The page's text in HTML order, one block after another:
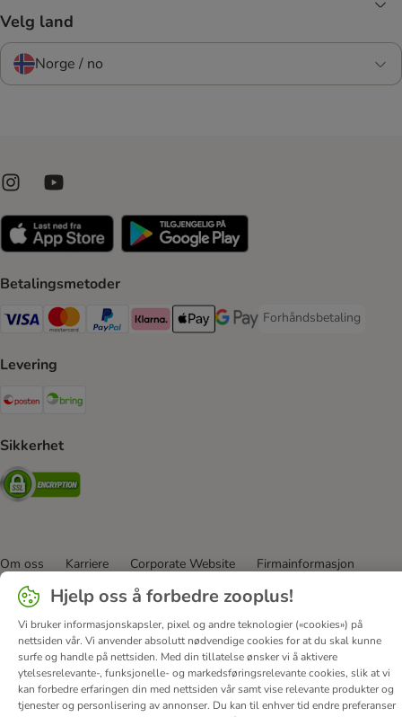
Velg land
Norge / no
Betalingsmetoder
Visa Payment Method
Mastercard Payment Method
PayPal Payment Method
Klarna Payment Method
Apple Pay Payment Method
Google Pay Payment Method
Forhåndsbetaling
Forhåndsbetaling
Levering
Posten Shipping Method
Sikkerhet
Security
Om oss Karriere Corporate Website
Firmainformasjon
DSA
Vilkår & betingelser Personvern
Angre avtalen her
Kontakt
Tilgjengelighetserklæring
© zooplus SE2026
Hjelp oss å forbedre zooplus!
Vi bruker informasjonskapsler, pixel og andre teknologier («cookies») på
nettsiden vår. Vi anvender absolutt nødvendige cookies for at du skal kunne
surfe og handle på nettsiden. Med din tillatelse ønsker vi å aktivere
ytelsesrelevante-, funksjonelle- og markedsføringsrelevante cookies, slik at vi
kan forbedre erfaringen din med nettsiden vår samt vise relevante produkter og
tjenester og personlisering av annonser. Du kan til enhver tid endre preferanser